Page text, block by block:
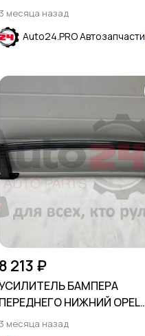
2020-2024
3 месяца назад
Auto24.PRO Автозапчасти
8 213 ₽
БАМПЕРА
ПЕРЕДНЕГО НИЖНИЙ OPEL
MOKKA 2012-2019
3 месяца назад